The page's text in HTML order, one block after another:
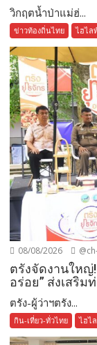
วิกฤตน้ำป่าแม่ฮ่...
ข่าวท้องถิ่นไทย ไฮไล
08/08/2026
ตรังจัดงานใหญ่
อร่อย” ส่งเสริม
ตรัง-ผู้ว่าฯตรัง...
กิน-เที่ยว-ทั่วไทย ไฮไ